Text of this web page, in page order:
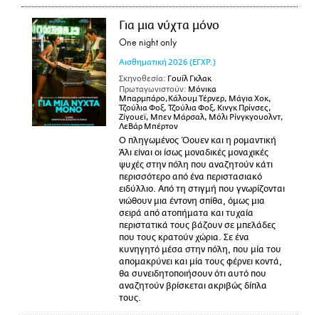
Για μια νύχτα μόνο
One night only
Αισθηματική 2026 (ΕΓΧΡ.)
Σκηνοθεσία: Γουίλ Γκλακ
Πρωταγωνιστούν: Μόνικα
Μπαρμπάρο,Κάλουμ Τέρνερ, Μάγια Χοκ,
Τζούλια Φοξ, Τζούλια Φοξ, Κινγκ Πρίνσες,
Ζίγουεϊ, Μπεν Μάρσαλ, Μόλι Ρίνγκγουολντ,
ΛεΒάρ Μπέρτον
Ο πληγωμένος Όουεν και η ρομαντική
Άλι είναι οι ίσως μοναδικές μοναχικές
ψυχές στην πόλη που αναζητούν κάτι
περισσότερο από ένα περιστασιακό
ειδύλλιο. Από τη στιγμή που γνωρίζονται
νιώθουν μια έντονη σπίθα, όμως μια
σειρά από ατοπήματα και τυχαία
περιστατικά τους βάζουν σε μπελάδες
που τους κρατούν χώρια. Σε ένα
κυνηγητό μέσα στην πόλη, που μία του
απομακρύνει και μία τους φέρνει κοντά,
θα συνειδητοποιήσουν ότι αυτό που
αναζητούν βρίσκεται ακριβώς δίπλα
τους.